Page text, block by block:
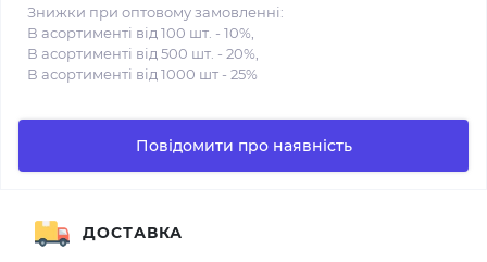
Знижки при оптовому замовленні:
В асортименті від 100 шт. - 10%,
В асортименті від 500 шт. - 20%,
В асортименті від 1000 шт - 25%
Повідомити про наявність
ДОСТАВКА